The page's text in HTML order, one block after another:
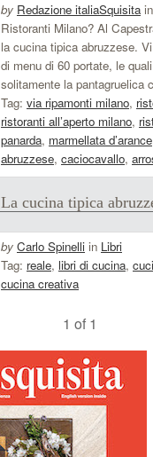
by Redazione italiaSquisitain
Ristoranti Milano? Al
la cucina tipica abruzzese.
di menu di 60 portate, le
solitamente la pantagruelica
Tag: via ripamonti milano,
ristoranti all’aperto milano,
panarda, marmellata d’arance
abruzzese, caciocavallo,
La cucina tipica
by Carlo Spinelli in Libri
Tag: reale, libri di cucina,
cucina creativa
1 of 1